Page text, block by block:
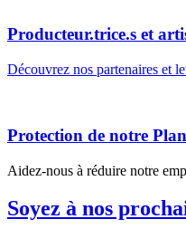
Producteur.trice.s et
Découvrez nos partenaires et
Protection de notre
Aidez-nous à réduire notre
Soyez à nos